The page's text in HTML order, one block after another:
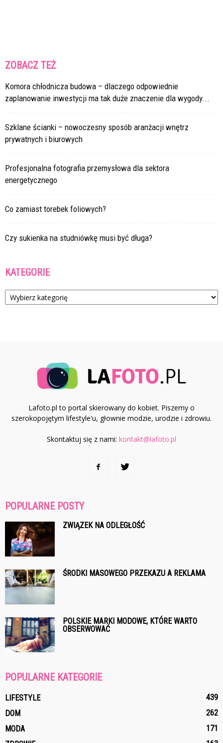
ZOBACZ TEŻ
Komora chłodnicza budowa – dlaczego odpowiednie
zaplanowanie inwestycji ma tak duże znaczenie dla wygody...
Szklane ścianki – nowoczesny sposób aranżacji wnętrz
prywatnych i biurowych
Profesjonalna fotografia przemysłowa dla sektora
energetycznego
Co zamiast torebek foliowych?
Czy sukienka na studniówkę musi być długa?
KATEGORIE
Kategorie
Lafoto.pl to portal skierowany do kobiet. Piszemy o
szerokopojętym lifestyle'u, głownie modzie, urodzie i zdrowiu.
Skontaktuj się z nami: kontakt@lafoto.pl
POPULARNE POSTY
ZWIĄZEK NA ODLEGŁOŚĆ
ŚRODKI MASOWEGO PRZEKAZU A REKLAMA
POLSKIE MARKI MODOWE, KTÓRE WARTO
OBSERWOWAĆ
POPULARNE KATEGORIE
LIFESTYLE
439
DOM
262
MODA
171